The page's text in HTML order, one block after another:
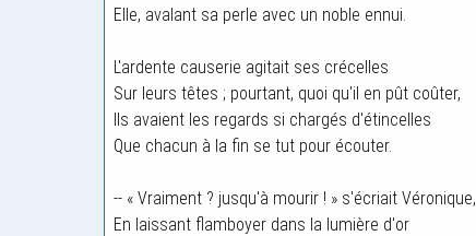
Elle, avalant sa perle avec un noble ennui.
L'ardente causerie agitait ses crécelles
Sur leurs têtes ; pourtant, quoi qu'il en pût coûter,
Ils avaient les regards si chargés d'étincelles
Que chacun à la fin se tut pour écouter.
-- « Vraiment ? jusqu'à mourir ! » s'écriait Véronique,
En laissant flamboyer dans la lumière d'or